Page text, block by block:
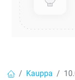
Kauppa